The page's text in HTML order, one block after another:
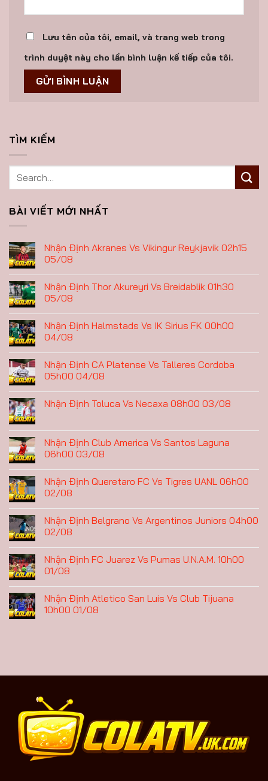
Lưu tên của tôi, email, và trang web trong
trình duyệt này cho lần bình luận kế tiếp của tôi.
TÌM KIẾM
BÀI VIẾT MỚI NHẤT
Nhận Định Akranes Vs Vikingur Reykjavik 02h15
05/08
Nhận Định Thor Akureyri Vs Breidablik 01h30
05/08
Nhận Định Halmstads Vs IK Sirius FK 00h00
04/08
Nhận Định CA Platense Vs Talleres Cordoba
05h00 04/08
Nhận Định Toluca Vs Necaxa 08h00 03/08
Nhận Định Club America Vs Santos Laguna
06h00 03/08
Nhận Định Queretaro FC Vs Tigres UANL 06h00
02/08
Nhận Định Belgrano Vs Argentinos Juniors 04h00
02/08
Nhận Định FC Juarez Vs Pumas U.N.A.M. 10h00
01/08
Nhận Định Atletico San Luis Vs Club Tijuana
10h00 01/08